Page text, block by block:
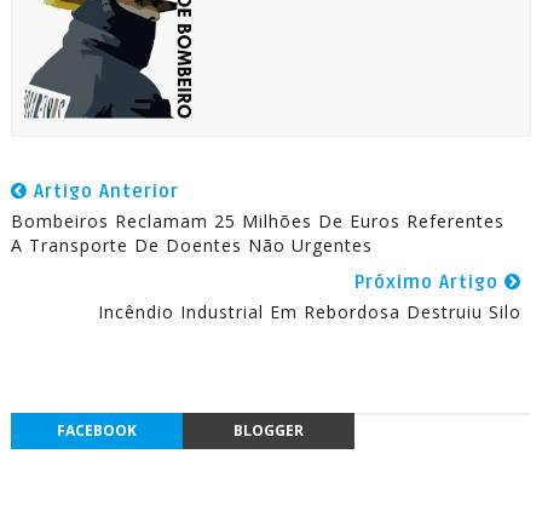
Artigo Anterior
Bombeiros Reclamam 25 Milhões De Euros Referentes
A Transporte De Doentes Não Urgentes
Próximo Artigo
Incêndio Industrial Em Rebordosa Destruiu Silo
FACEBOOK BLOGGER